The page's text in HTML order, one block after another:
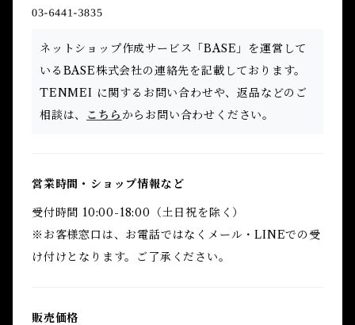
ネットショップ作成サービス「BASE」を運営して
いるBASE株式会社の連絡先を記載しております。
TENMEI に関するお問い合わせや、返品などのご
相談は、 こちら からお問い合わせください。
営業時間・ショップ情報など
受付時間 10:00-18:00（土日祝を除く）
※お客様窓口は、お電話ではなくメール・LINEでの受
け付けとなります。ご了承ください。
販売価格